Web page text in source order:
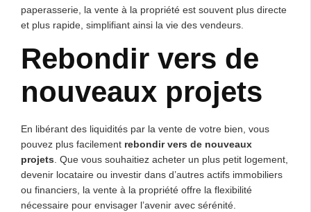
paperasserie, la vente à la propriété est souvent plus directe
et plus rapide, simplifiant ainsi la vie des vendeurs.
Rebondir vers de
nouveaux projets
En libérant des liquidités par la vente de votre bien, vous
pouvez plus facilement rebondir vers de nouveaux
projets . Que vous souhaitiez acheter un plus petit logement,
devenir locataire ou investir dans d’autres actifs immobiliers
ou financiers, la vente à la propriété offre la flexibilité
nécessaire pour envisager l’avenir avec sérénité.